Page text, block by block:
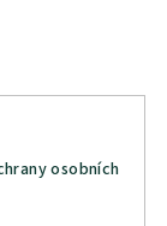
osobních